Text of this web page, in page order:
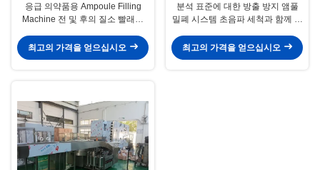
응급 의약품용 Ampoule Filling
Machine 전 및 후의 질소 빨래와
있는 고급 세탁 시스템
최고의 가격을 얻으십시오
분석 표준에 대한 방출 방지 앰풀
밀폐 시스템 초음파 세척과 함께 높
최고의 가격을 얻으십시오